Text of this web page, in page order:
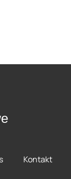
Kontakt